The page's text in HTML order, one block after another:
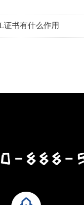
证书有什么作用